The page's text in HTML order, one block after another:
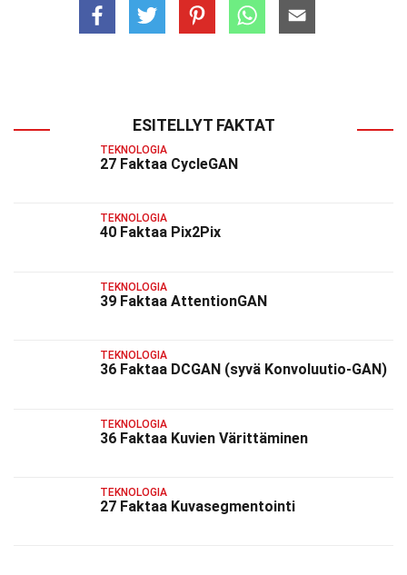
ESITELLYT FAKTAT
TEKNOLOGIA
27 Faktaa CycleGAN
TEKNOLOGIA
40 Faktaa Pix2Pix
TEKNOLOGIA
39 Faktaa AttentionGAN
TEKNOLOGIA
36 Faktaa DCGAN (syvä Konvoluutio-GAN)
TEKNOLOGIA
36 Faktaa Kuvien Värittäminen
TEKNOLOGIA
27 Faktaa Kuvasegmentointi